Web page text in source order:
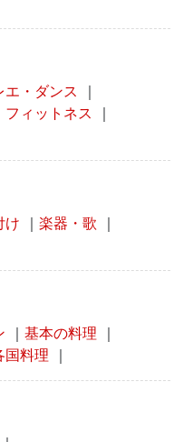
エ・ダンス ｜
フィットネス ｜
け ｜ 楽器・歌 ｜
｜ 基本の料理 ｜
国料理 ｜